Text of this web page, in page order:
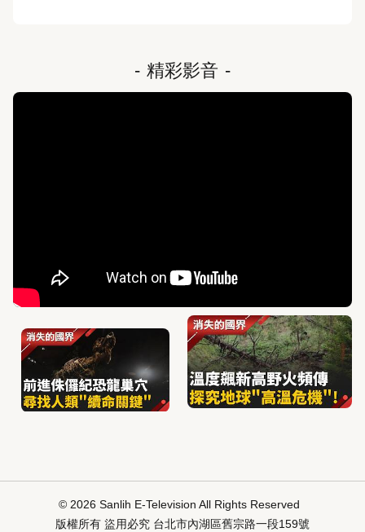
- 精彩影音 -
© 2026 Sanlih E-Television All Rights Reserved
版權所有 盜用必究 台北市內湖區舊宗路一段159號